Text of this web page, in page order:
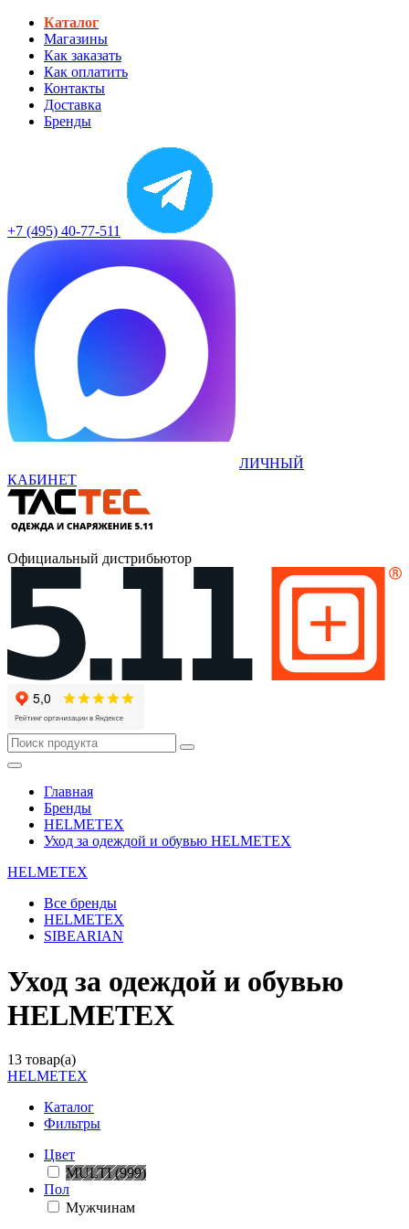
Каталог
Магазины
Как заказать
Как оплатить
Контакты
Доставка
Бренды
+7 (495) 40-77-511
ЛИЧНЫЙ
КАБИНЕТ
Официальный дистрибьютор
Главная
Бренды
HELMETEX
Уход за одеждой и обувью HELMETEX
HELMETEX
Все бренды
HELMETEX
SIBEARIAN
Уход за одеждой и обувью
HELMETEX
13 товар(а)
HELMETEX
Каталог
Фильтры
Цвет
MULTI (999)
Пол
Мужчинам